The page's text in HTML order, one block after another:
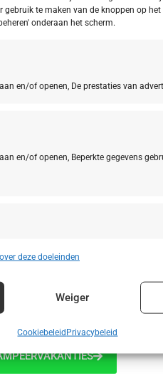
gebruik te maken van de knoppen op
onderaan het scherm.
en/of openen, De prestaties van
en/of openen, Beperkte gegevens
en tonen.
deze doeleinden
Weiger
CookiebeleidPrivacybeleid
Camping Mar y
€ 415,00